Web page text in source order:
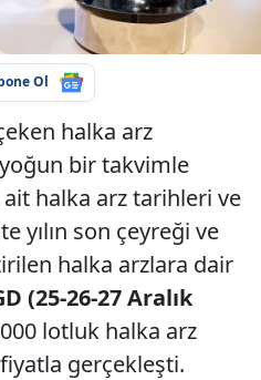
Ol
halka arz
bir takvimle
ait halka arz tarihleri ve
yılın son çeyreği ve
halka arzlara dair
(25-26-27 Aralık
lotluk halka arz
gerçekleşti.